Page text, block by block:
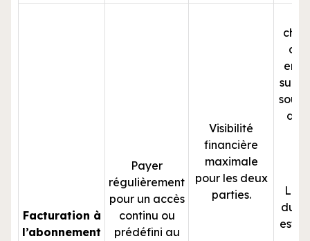
Facturation à
l’abonnement
Payer
régulièrement
pour un accès
continu ou
prédéfini au
Visibilité
financière
maximale
pour les deux
parties.
des
La
du
est